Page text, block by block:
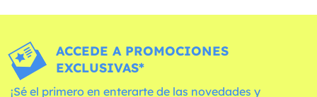
ACCEDE A PROMOCIONES
EXCLUSIVAS*
¡Sé el primero en enterarte de las novedades y